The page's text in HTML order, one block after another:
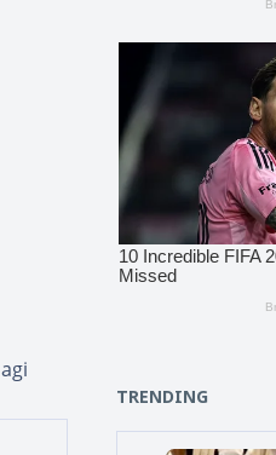
TRENDING